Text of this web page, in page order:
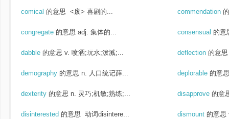
comical 的意思 <废> 喜剧的... commendation
congregate 的意思 adj. 集体的... consensual 的意
dabble 的意思 v. 喷洒;玩水;泼溅;... deflection 的意思
demography 的意思 n. 人口统记薛... deplorable 的意思
dexterity 的意思 n. 灵巧;机敏;熟练;... disapprove 的意
disinterested 的意思 动词disintere... dismount 的意思